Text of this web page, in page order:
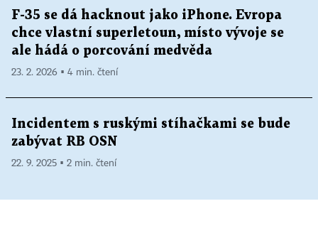
F-35 se dá hacknout jako iPhone. Evropa
chce vlastní superletoun, místo vývoje se
ale hádá o porcování medvěda
23. 2. 2026 ▪ 4 min. čtení
Incidentem s ruskými stíhačkami se bude
zabývat RB OSN
22. 9. 2025 ▪ 2 min. čtení